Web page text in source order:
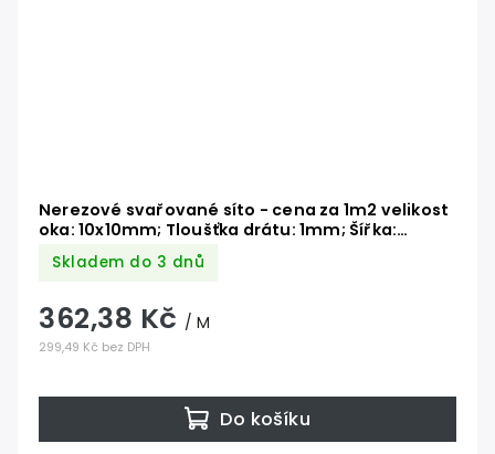
Nerezové svařované síto - cena za 1m2 velikost
oka: 10x10mm; Tloušťka drátu: 1mm; Šířka:
1000mm; Materiál: AISI304, max. délka 30 metrů
Skladem do 3 dnů
299,49 Kč bez DPH
362,38 Kč / M
Do košíku